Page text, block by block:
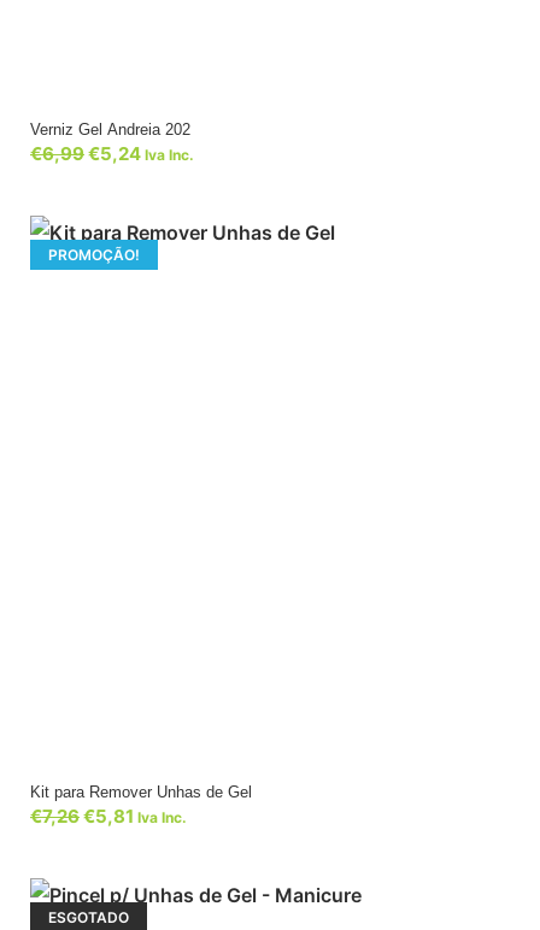
Verniz Gel Andreia 202
€6,99€5,24 Iva Inc.
PROMOÇÃO!
Kit para Remover Unhas de Gel
€7,26€5,81 Iva Inc.
ESGOTADO